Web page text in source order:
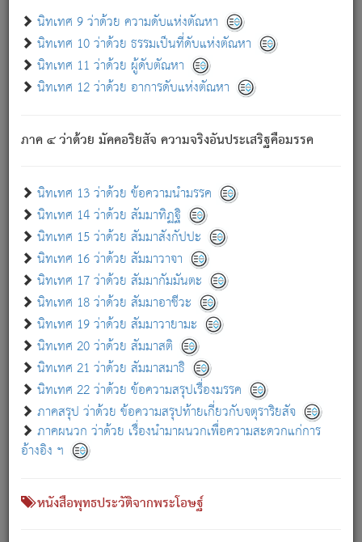
นิทเทศ 9 ว่าด้วย ความดับแห่งตัณหา
นิทเทศ 10 ว่าด้วย ธรรมเป็นที่ดับแห่งตัณหา
นิทเทศ 11 ว่าด้วย ผู้ดับตัณหา
นิทเทศ 12 ว่าด้วย อาการดับแห่งตัณหา
ภาค ๔ ว่าด้วย มัคคอริยสัจ ความจริงอันประเสริฐคือมรรค
นิทเทศ 13 ว่าด้วย ข้อความนำมรรค
นิทเทศ 14 ว่าด้วย สัมมาทิฏฐิ
นิทเทศ 15 ว่าด้วย สัมมาสังกัปปะ
นิทเทศ 16 ว่าด้วย สัมมาวาจา
นิทเทศ 17 ว่าด้วย สัมมากัมมันตะ
นิทเทศ 18 ว่าด้วย สัมมาอาชีวะ
นิทเทศ 19 ว่าด้วย สัมมาวายามะ
นิทเทศ 20 ว่าด้วย สัมมาสติ
นิทเทศ 21 ว่าด้วย สัมมาสมาธิ
นิทเทศ 22 ว่าด้วย ข้อความสรุปเรื่องมรรค
ภาคสรุป ว่าด้วย ข้อความสรุปท้ายเกี่ยวกับจตุราริยสัจ
ภาคผนวก ว่าด้วย เรื่องนำมาผนวกเพื่อความสะดวกแก่การ
อ้างอิง ฯ
หนังสือพุทธประวัติจากพระโอษฐ์
- อุ.ขุ. ๒๕/๑๒๑/๘๔.
(ข้อความนี้ เป็นพระพุทธอุทานที่ทรงเปล่งออก ที่โคนต้นโพธิ์
เป็นที่ตรัสรู้ เมื่อตรัสรู้แล้วได้ 7 วัน)
เกี่ยวกับธรรมโฆษณ์ออนไลน์ (Disclaimer)
แม้ระบบ "ธรรมโฆษณ์ออนไลน์" พยายามปรับปรุงข้อมูลให้ถูกต้องมากที่สุด
ผู้ศึกษาก็พึงตรวจสอบกับตัวเล่มหนังสือต้นฉบับ ที่มีการพิมพ์ครั้งล่าสุด
ก่อนนำข้อมูลไปใช้ในการอ้างอิง"
เกี่ยวกับอัตถจารี|เกี่ยวกับการพัฒนา|แจ้งข้อผิดพลาด / แนะนำ
หนังสือที่เกี่ยวข้อง